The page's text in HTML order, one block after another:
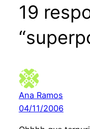
19
Ana Ramos
04/11/2006